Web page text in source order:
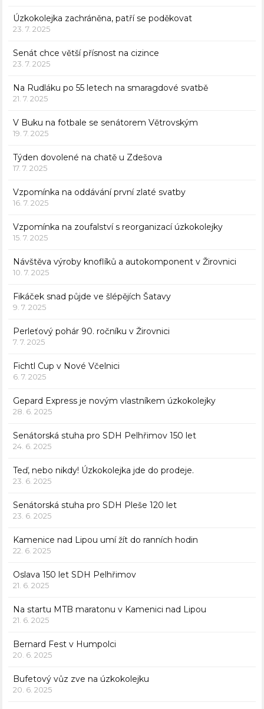
Úzkokolejka zachráněna, patří se poděkovat
23. 7. 2025
Senát chce větší přísnost na cizince
23. 7. 2025
Na Rudláku po 55 letech na smaragdové svatbě
21. 7. 2025
V Buku na fotbale se senátorem Větrovským
19. 7. 2025
Týden dovolené na chatě u Zdešova
17. 7. 2025
Vzpomínka na oddávání první zlaté svatby
16. 7. 2025
Vzpomínka na zoufalství s reorganizací úzkokolejky
15. 7. 2025
Návštěva výroby knoflíků a autokomponent v Žirovnici
10. 7. 2025
Fikáček snad půjde ve šlépějích Šatavy
9. 7. 2025
Perleťový pohár 90. ročníku v Žirovnici
7. 7. 2025
Fichtl Cup v Nové Včelnici
6. 7. 2025
Gepard Express je novým vlastníkem úzkokolejky
28. 6. 2025
Senátorská stuha pro SDH Pelhřimov 150 let
24. 6. 2025
Teď, nebo nikdy! Úzkokolejka jde do prodeje.
23. 6. 2025
Senátorská stuha pro SDH Pleše 120 let
23. 6. 2025
Kamenice nad Lipou umí žít do ranních hodin
22. 6. 2025
Oslava 150 let SDH Pelhřimov
21. 6. 2025
Na startu MTB maratonu v Kamenici nad Lipou
21. 6. 2025
Bernard Fest v Humpolci
20. 6. 2025
Bufetový vůz zve na úzkokolejku
20. 6. 2025